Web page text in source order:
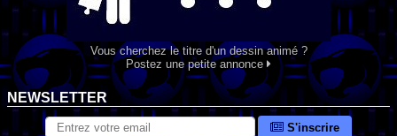
Vous cherchez le titre d'un dessin animé ?
Postez une petite annonce
NEWSLETTER
S'inscrire